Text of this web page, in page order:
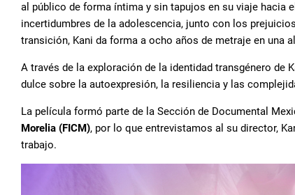
al público de forma íntima y sin tapujos en su viaje hacia
incertidumbres de la adolescencia, junto con los
transición, Kani da forma a ocho años de metraje en una
A través de la exploración de la identidad transgénero de
dulce sobre la autoexpresión, la resiliencia y las
La película formó parte de la Sección de Documental
Morelia (FICM), por lo que entrevistamos al su director,
trabajo.